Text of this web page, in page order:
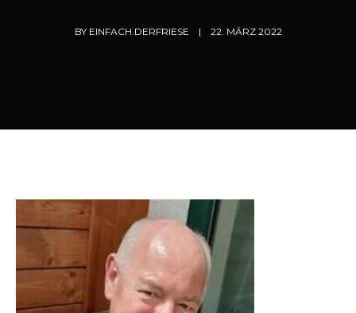
BY EINFACH.DERFRIESE 22. MÄRZ 2022